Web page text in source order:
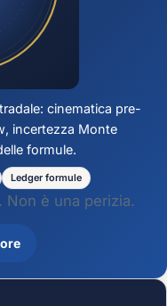
cinematica pre-
, incertezza Monte
formule.
Ledger formule
è una perizia.